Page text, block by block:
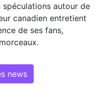
spéculations autour de
canadien entretient
de ses fans,
news